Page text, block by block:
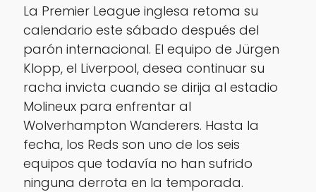
La Premier League inglesa retoma su
calendario este sábado después del
parón internacional. El equipo de Jürgen
Klopp, el Liverpool, desea continuar su
racha invicta cuando se dirija al estadio
Molineux para enfrentar al
Wolverhampton Wanderers. Hasta la
fecha, los Reds son uno de los seis
equipos que todavía no han sufrido
ninguna derrota en la temporada.